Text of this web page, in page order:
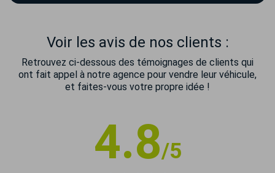
Voir les avis de nos clients :
Retrouvez ci-dessous des témoignages de clients qui
ont fait appel à notre agence pour vendre leur véhicule,
et faites-vous votre propre idée !
4.8/5